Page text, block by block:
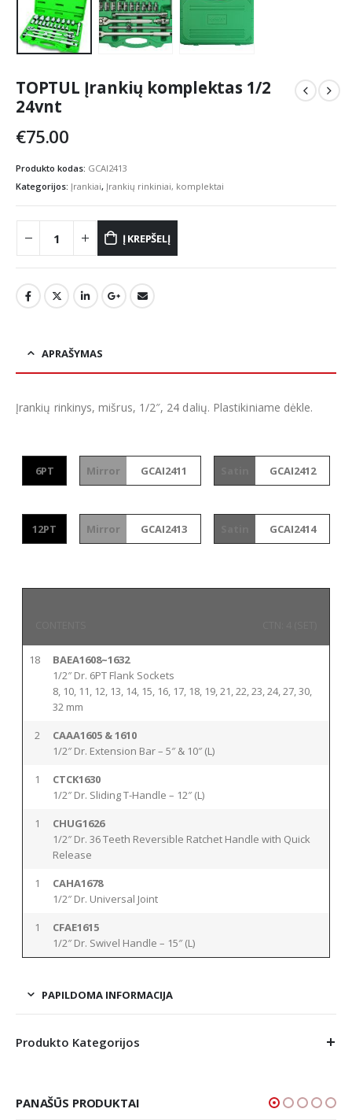
TOPTUL Įrankių komplektas 1/2
24vnt
€75.00
Produkto kodas: GCAI2413
Kategorijos: Įrankiai, Įrankių rinkiniai, komplektai
Į KREPŠELĮ
APRAŠYMAS
Įrankių rinkinys, mišrus, 1/2″, 24 dalių. Plastikiniame dėkle.
6PT Mirror GCAI2411 GCAI2412
12PT Mirror GCAI2413 GCAI2414
18
BAEA1608~1632
1/2″ Dr. 6PT Flank Sockets
8, 10, 11, 12, 13, 14, 15, 16, 17, 18, 19, 21, 22, 23, 24, 27, 30,
32 mm
2
CAAA1605 & 1610
1/2″ Dr. Extension Bar – 5″ & 10″ (L)
1
CTCK1630
1/2″ Dr. Sliding T-Handle – 12″ (L)
1
CHUG1626
1/2″ Dr. 36 Teeth Reversible Ratchet Handle with Quick
Release
1
CAHA1678
1/2″ Dr. Universal Joint
1
CFAE1615
1/2″ Dr. Swivel Handle – 15″ (L)
PAPILDOMA INFORMACIJA
Produkto Kategorijos
PANAŠŪS PRODUKTAI